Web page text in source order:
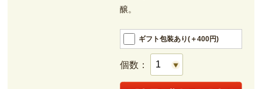
醸。
ギフト包装あり(＋400円)
個数：